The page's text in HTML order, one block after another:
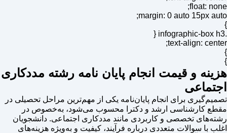
float: none;
margin: 0 auto 15px auto;
}
.infographic-box h3 {
text-align: center;
}
}
هزینه و قیمت انجام پایان نامه رشته مددکاری
اجتماعی
تصمیم‌گیری برای انجام پایان‌نامه یکی از مهم‌ترین مراحل تحصیلی در
مقطع کارشناسی ارشد و دکترا محسوب می‌شود، به‌خصوص در
رشته‌های تخصصی و کاربردی مانند مددکاری اجتماعی. دانشجویان
اغلب با سوالات متعددی درباره فرآیند، کیفیت و به‌ویژه هزینه‌های